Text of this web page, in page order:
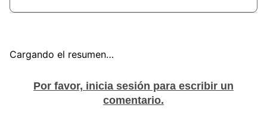
Cargando el resumen…
Por favor, inicia sesión para escribir un
comentario.